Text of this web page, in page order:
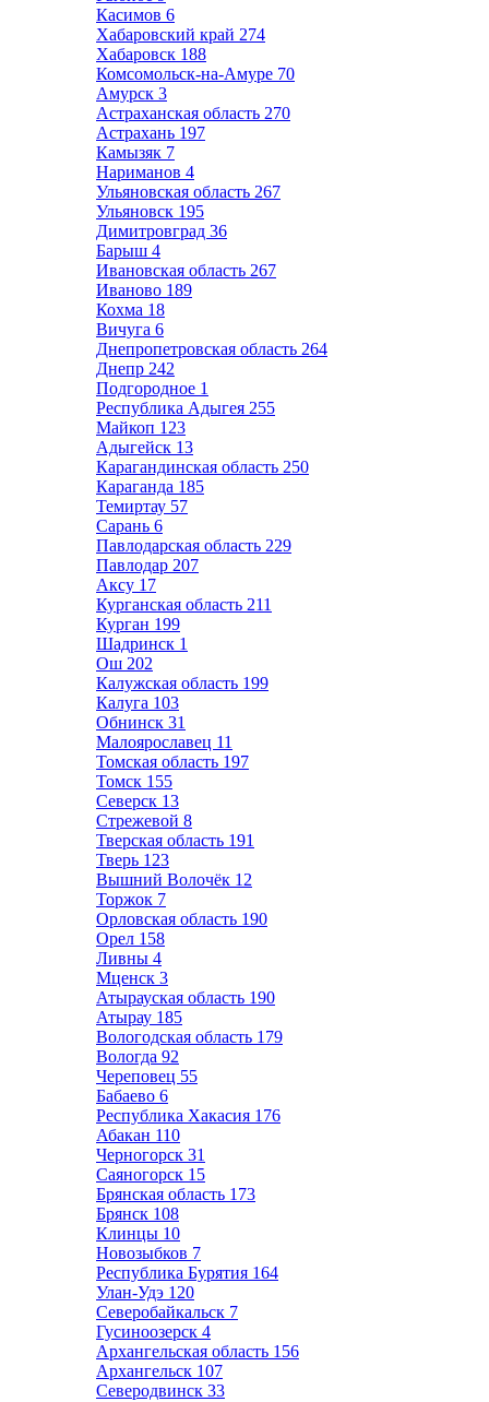
Касимов 6
Хабаровский край 274
Хабаровск 188
Комсомольск-на-Амуре 70
Амурск 3
Астраханская область 270
Астрахань 197
Камызяк 7
Нариманов 4
Ульяновская область 267
Ульяновск 195
Димитровград 36
Барыш 4
Ивановская область 267
Иваново 189
Кохма 18
Вичуга 6
Днепропетровская область 264
Днепр 242
Подгородное 1
Республика Адыгея 255
Майкоп 123
Адыгейск 13
Карагандинская область 250
Караганда 185
Темиртау 57
Сарань 6
Павлодарская область 229
Павлодар 207
Аксу 17
Курганская область 211
Курган 199
Шадринск 1
Ош 202
Калужская область 199
Калуга 103
Обнинск 31
Малоярославец 11
Томская область 197
Томск 155
Северск 13
Стрежевой 8
Тверская область 191
Тверь 123
Вышний Волочёк 12
Торжок 7
Орловская область 190
Орел 158
Ливны 4
Мценск 3
Атырауская область 190
Атырау 185
Вологодская область 179
Вологда 92
Череповец 55
Бабаево 6
Республика Хакасия 176
Абакан 110
Черногорск 31
Саяногорск 15
Брянская область 173
Брянск 108
Клинцы 10
Новозыбков 7
Республика Бурятия 164
Улан-Удэ 120
Северобайкальск 7
Гусиноозерск 4
Архангельская область 156
Архангельск 107
Северодвинск 33